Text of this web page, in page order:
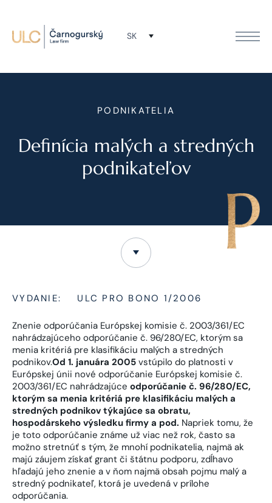
SK
PODNIKATELIA
Definícia malých a stredných
podnikateľov
VYDANIE: ULC PRO BONO 1/2006
Znenie odporúčania Európskej komisie č. 2003/361/EC
nahrádzajúceho odporúčanie č. 96/280/EC, ktorým sa
menia kritériá pre klasifikáciu malých a stredných
podnikov.Od 1. januára 2005 vstúpilo do platnosti v
Európskej únii nové odporúčanie Európskej komisie č.
2003/361/EC nahrádzajúce odporúčanie č. 96/280/EC,
ktorým sa menia kritériá pre klasifikáciu malých a
stredných podnikov týkajúce sa obratu,
hospodárskeho výsledku firmy a pod. Napriek tomu, že
je toto odporúčanie známe už viac než rok, často sa
možno stretnúť s tým, že mnohí podnikatelia, najmä ak
majú záujem získať grant či štátnu podporu, zdĺhavo
hľadajú jeho znenie a v ňom najmä obsah pojmu malý a
stredný podnikateľ, ktorá je uvedená v prílohe
odporúčania.